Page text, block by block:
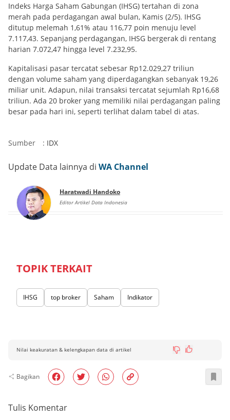
Indeks Harga Saham Gabungan (IHSG) tertahan di zona
merah pada perdagangan awal bulan, Kamis (2/5). IHSG
ditutup melemah 1,61% atau 116,77 poin menuju level
7.117,43. Sepanjang perdagangan, IHSG bergerak di rentang
harian 7.072,47 hingga level 7.232,95.
Kapitalisasi pasar tercatat sebesar Rp12.029,27 triliun
dengan volume saham yang diperdagangkan sebanyak 19,26
miliar unit. Adapun, nilai transaksi tercatat sejumlah Rp16,68
triliun. Ada 20 broker yang memiliki nilai perdagangan paling
besar pada hari ini, seperti terlihat dalam tabel di atas.
Sumber : IDX
Update Data lainnya di WA Channel
Haratwadi Handoko
Editor Artikel Data Indonesia
TOPIK TERKAIT
IHSG top broker Saham Indikator
Nilai keakuratan & kelengkapan data di artikel
Bagikan
Tulis Komentar